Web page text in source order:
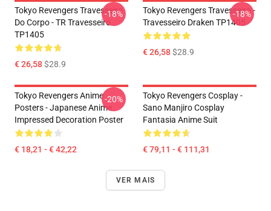
Tokyo Revengers Travesseiro
Do Corpo - TR Travesseiro
TP1405
€ 26,58$28.9
-18%
Tokyo Revengers Travesseiro -
Travesseiro Draken TP1405
€ 26,58$28.9
-18%
Tokyo Revengers Anime
Posters - Japanese Anime
Impressed Decoration Poster
€ 18,21 - € 42,22
-20%
Tokyo Revengers Cosplay -
Sano Manjiro Cosplay
Fantasia Anime Suit
€ 79,11 - € 111,31
VER MAIS